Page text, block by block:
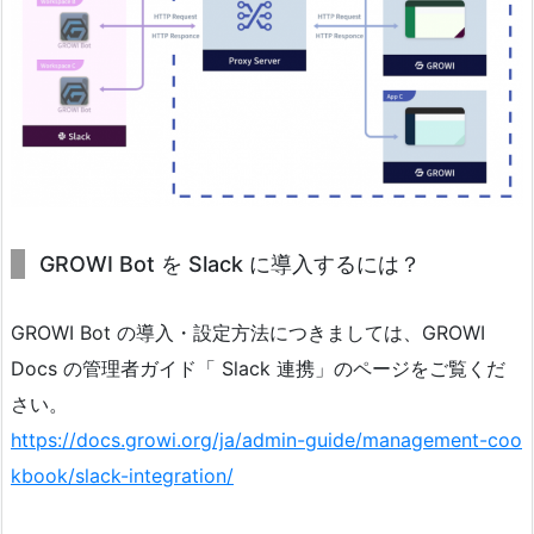
GROWI Bot を Slack に導入するには？
GROWI Bot の導入・設定方法につきましては、GROWI
Docs の管理者ガイド「 Slack 連携」のページをご覧くだ
さい。
https://docs.growi.org/ja/admin-guide/management-coo
kbook/slack-integration/